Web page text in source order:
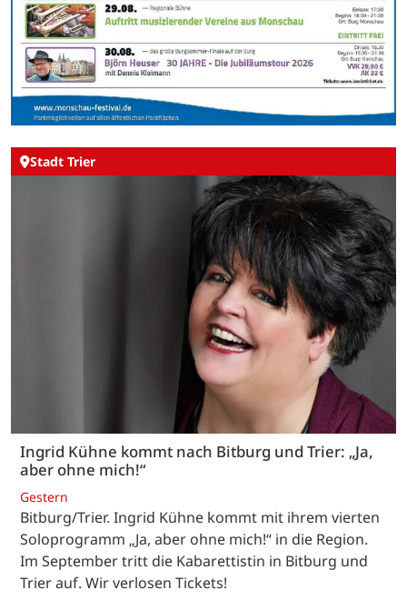
Stadt Trier
Ingrid Kühne kommt nach Bitburg und Trier: „Ja,
aber ohne mich!“
Gestern
Bitburg/Trier. Ingrid Kühne kommt mit ihrem vierten
Soloprogramm „Ja, aber ohne mich!“ in die Region.
Im September tritt die Kabarettistin in Bitburg und
Trier auf. Wir verlosen Tickets!